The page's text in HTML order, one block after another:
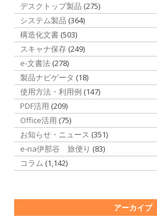
デスクトップ製品 (275)
システム製品 (364)
構造化文書 (503)
スキャナ保存 (249)
e-文書法 (278)
製品ナビゲータ (18)
使用方法・利用例 (147)
PDF活用 (209)
Office活用 (75)
お知らせ・ニュース (351)
e-na伊那谷 旅便り (83)
コラム (1,142)
アーカイブ